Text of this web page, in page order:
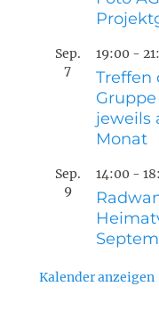
Sep.
7
19:00 -
Treffen
jeweils
Monat
Sep.
9
14:00 -
Kalender anzeigen